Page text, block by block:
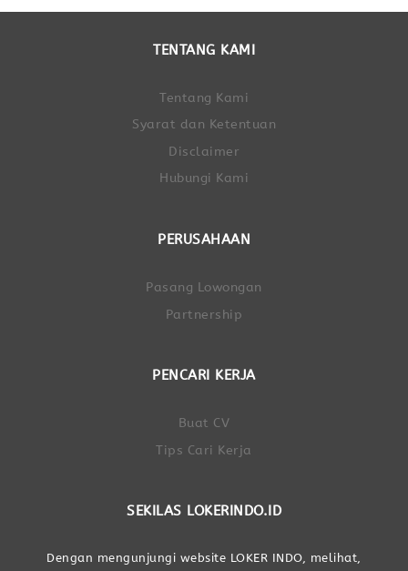
TENTANG KAMI
Tentang Kami
Syarat dan Ketentuan
Disclaimer
Hubungi Kami
PERUSAHAAN
Pasang Lowongan
Partnership
PENCARI KERJA
Buat CV
Tips Cari Kerja
SEKILAS LOKERINDO.ID
Dengan mengunjungi website LOKER INDO, melihat,